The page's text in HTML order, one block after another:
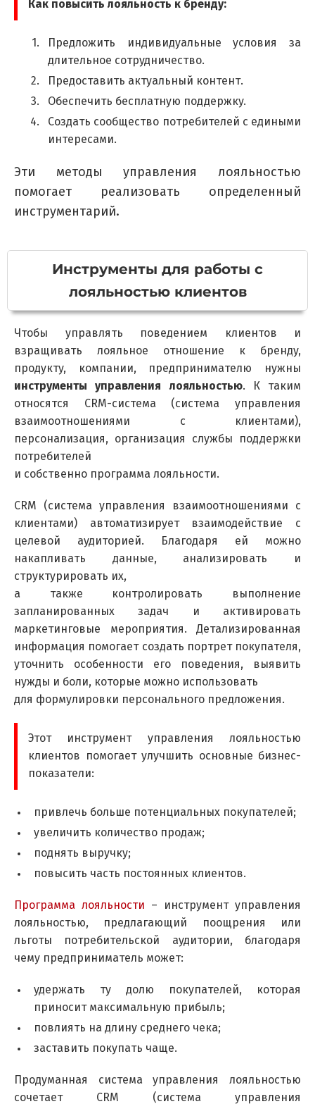
Как повысить лояльность к бренду:
Предложить индивидуальные условия за
длительное сотрудничество.
Предоставить актуальный контент.
Обеспечить бесплатную поддержку.
Создать сообщество потребителей с едиными
интересами.
Эти методы управления лояльностью
помогает реализовать определенный
инструментарий.
Инструменты для работы с
лояльностью клиентов
Чтобы управлять поведением клиентов и
взращивать лояльное отношение к бренду,
продукту, компании, предпринимателю нужны
инструменты управления лояльностью. К таким
относятся CRM-система (система управления
взаимоотношениями с клиентами),
персонализация, организация службы поддержки
потребителей
и собственно программа лояльности.
CRM (система управления взаимоотношениями с
клиентами) автоматизирует взаимодействие с
целевой аудиторией. Благодаря ей можно
накапливать данные, анализировать и
структурировать их,
а также контролировать выполнение
запланированных задач и активировать
маркетинговые мероприятия. Детализированная
информация помогает создать портрет покупателя,
уточнить особенности его поведения, выявить
нужды и боли, которые можно использовать
для формулировки персонального предложения.
Этот инструмент управления лояльностью
клиентов помогает улучшить основные бизнес-
показатели:
привлечь больше потенциальных покупателей;
увеличить количество продаж;
поднять выручку;
повысить часть постоянных клиентов.
Программа лояльности – инструмент управления
лояльностью, предлагающий поощрения или
льготы потребительской аудитории, благодаря
чему предприниматель может:
удержать ту долю покупателей, которая
приносит максимальную прибыль;
повлиять на длину среднего чека;
заставить покупать чаще.
Продуманная система управления лояльностью
сочетает CRM (система управления